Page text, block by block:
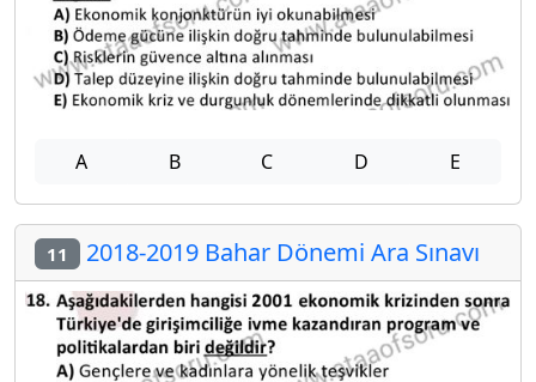
A B C D E
11 2018-2019 Bahar Dönemi Ara Sınavı